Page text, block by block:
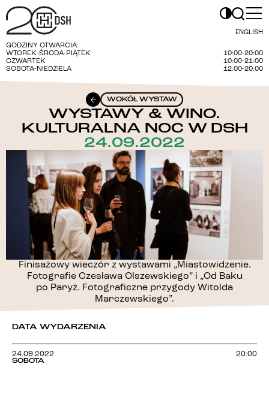
ENGLISH
GODZINY OTWARCIA:
WTOREK-ŚRODA-PIĄTEK
10:00-20:00
CZWARTEK
10:00-21:00
SOBOTA-NIEDZIELA
12:00-20:00
WOKÓŁ WYSTAW
WYSTAWY & WINO.
KULTURALNA NOC W DSH
24.09.2022
Finisażowy wieczór z wystawami „Miastowidzenie.
Fotografie Czesława Olszewskiego” i „Od Baku
po Paryż. Fotograficzne przygody Witolda
Marczewskiego”.
DATA WYDARZENIA
24.09.2022
SOBOTA
20:00